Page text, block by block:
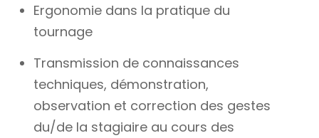
Ergonomie dans la pratique du
tournage
Transmission de connaissances
techniques, démonstration,
observation et correction des gestes
du/de la stagiaire au cours des